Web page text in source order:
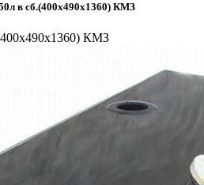
в сб.(400х490х1360) КМЗ
КМЗ